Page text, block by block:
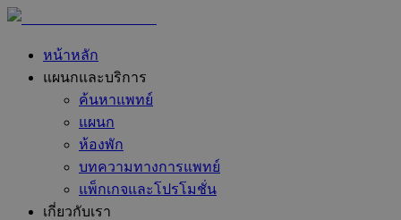
หน้าหลัก
แผนกและบริการ
ค้นหาแพทย์
แผนก
ห้องพัก
บทความทางการแพทย์
แพ็กเกจและโปรโมชั่น
เกี่ยวกับเรา